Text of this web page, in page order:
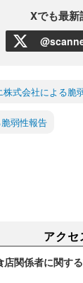
Xでも最新
式会社による脆
弱性報告
アクセ
関係者に関す